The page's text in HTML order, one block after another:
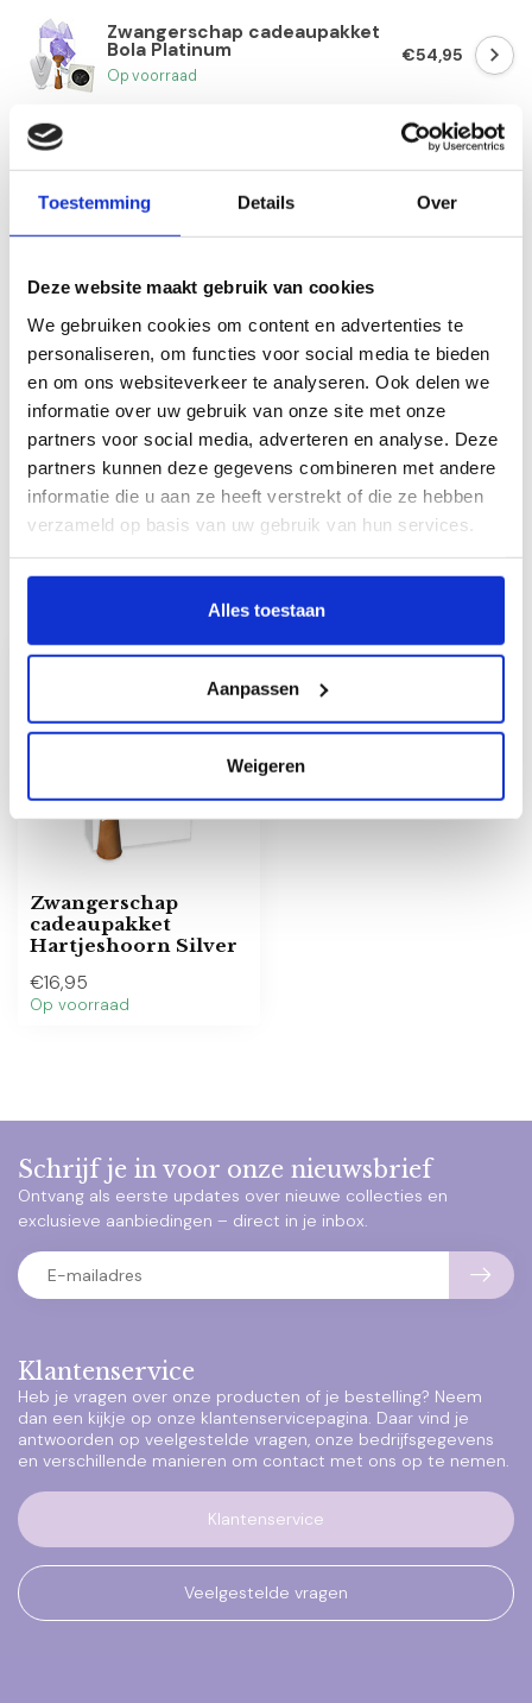
Toestemming Details Over
Deze website maakt gebruik van cookies
We gebruiken cookies om content en advertenties te
personaliseren, om functies voor social media te bieden
en om ons websiteverkeer te analyseren. Ook delen we
informatie over uw gebruik van onze site met onze
partners voor social media, adverteren en analyse. Deze
partners kunnen deze gegevens combineren met andere
informatie die u aan ze heeft verstrekt of die ze hebben
verzameld op basis van uw gebruik van hun services.
Alles toestaan
Aanpassen
Weigeren
Zwangerschap cadeaupakket
Bola Platinum
Op voorraad
€54,95
€25,50
Bola Silver
Personaliseer je cadeau met een
persoonlijk bericht
Maak je cadeau nog specialer! Vul hierboven
je persoonlijk berichtje in, wij zorgen ervoor
dat deze bij het pakket toegevoegd wordt.
Recent bekeken
SILVER
Zwangerschap
cadeaupakket
Hartjeshoorn Silver
€16,95
Op voorraad
Klantenservice
Heb je vragen over onze producten of je bestelling? Neem
dan een kijkje op onze klantenservicepagina. Daar vind je
antwoorden op veelgestelde vragen, onze bedrijfsgegevens
en verschillende manieren om contact met ons op te nemen.
Klantenservice
Veelgestelde vragen
Schrijf je in voor onze nieuwsbrief
Ontvang als eerste updates over nieuwe collecties en
exclusieve aanbiedingen – direct in je inbox.